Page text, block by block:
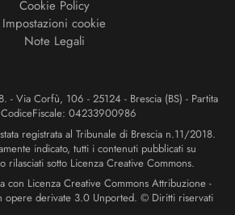
Cookie Policy
Impostazioni cookie
Note Legali
- Via Corfù, 106 - 25124 - Brescia (BS) - Partita
04233900986
registrata al Tribunale di Brescia n.11/2018.
indicato, tutti i contenuti pubblicati su
rilasciati sotto Licenza Creative Commons.
con Licenza Creative Commons Attribuzione -
opere derivate 3.0 Unported. © Diritti riservati